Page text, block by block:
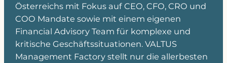
Österreichs mit Fokus auf CEO, CFO, CRO und
COO Mandate sowie mit einem eigenen
Financial Advisory Team für komplexe und
kritische Geschäftssituationen. VALTUS
Management Factory stellt nur die allerbesten